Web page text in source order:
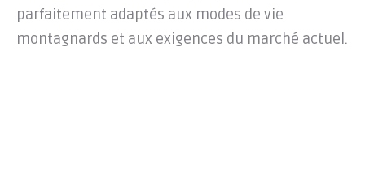
parfaitement adaptés aux modes de vie
montagnards et aux exigences du marché actuel.